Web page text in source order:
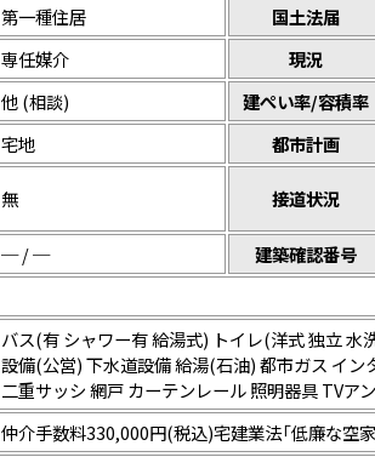
第一種住居
国土法届
専任媒介
現況
他 (相談)
建ぺい率/容積率
宅地 都市計画
無 接道状況
─ / ─
建築確認番号
バス(有 シャワー有 給湯式) トイレ(洋式 独立 水
設備(公営) 下水道設備 給湯(石油) 都市ガス イン
二重サッシ 網戸 カーテンレール 照明器具 TVア
仲介手数料330,000円(税込)宅建業法「低廉な空